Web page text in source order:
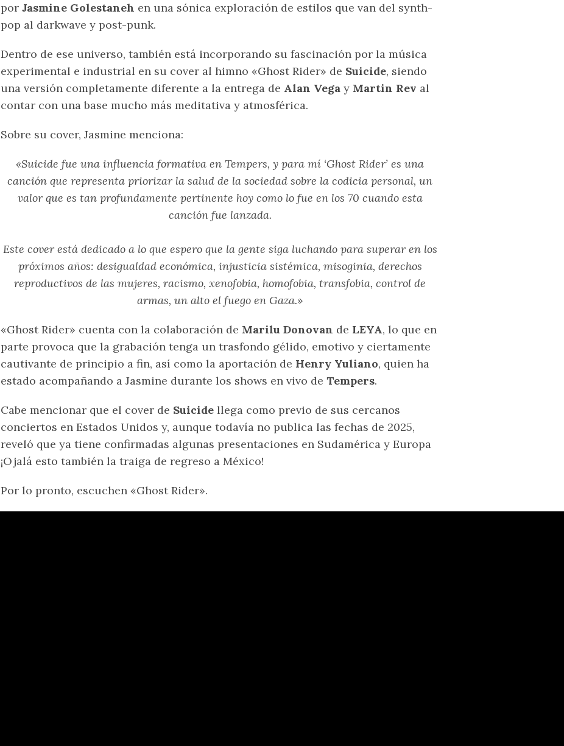
por Jasmine Golestaneh en una sónica exploración de estilos que van del synth-
pop al darkwave y post-punk.
Dentro de ese universo, también está incorporando su fascinación por la música
experimental e industrial en su cover al himno «Ghost Rider» de Suicide, siendo
una versión completamente diferente a la entrega de Alan Vega y Martin Rev al
contar con una base mucho más meditativa y atmosférica.
Sobre su cover, Jasmine menciona:
«Suicide fue una influencia formativa en Tempers, y para mí ‘Ghost Rider’ es una
canción que representa priorizar la salud de la sociedad sobre la codicia personal, un
valor que es tan profundamente pertinente hoy como lo fue en los 70 cuando esta
canción fue lanzada.
Este cover está dedicado a lo que espero que la gente siga luchando para superar en los
próximos años: desigualdad económica, injusticia sistémica, misoginia, derechos
reproductivos de las mujeres, racismo, xenofobia, homofobia, transfobia, control de
armas, un alto el fuego en Gaza.»
«Ghost Rider» cuenta con la colaboración de Marilu Donovan de LEYA, lo que en
parte provoca que la grabación tenga un trasfondo gélido, emotivo y ciertamente
cautivante de principio a fin, así como la aportación de Henry Yuliano, quien ha
estado acompañando a Jasmine durante los shows en vivo de Tempers.
Cabe mencionar que el cover de Suicide llega como previo de sus cercanos
conciertos en Estados Unidos y, aunque todavía no publica las fechas de 2025,
reveló que ya tiene confirmadas algunas presentaciones en Sudamérica y Europa
¡Ojalá esto también la traiga de regreso a México!
Por lo pronto, escuchen «Ghost Rider».